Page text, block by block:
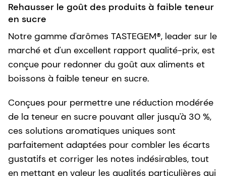
Rehausser le goût des produits à faible teneur
en sucre
Notre gamme d'arômes TASTEGEM®, leader sur le
marché et d'un excellent rapport qualité-prix, est
conçue pour redonner du goût aux aliments et
boissons à faible teneur en sucre.
Conçues pour permettre une réduction modérée
de la teneur en sucre pouvant aller jusqu'à 30 %,
ces solutions aromatiques uniques sont
parfaitement adaptées pour combler les écarts
gustatifs et corriger les notes indésirables, tout
en mettant en valeur les qualités particulières qui